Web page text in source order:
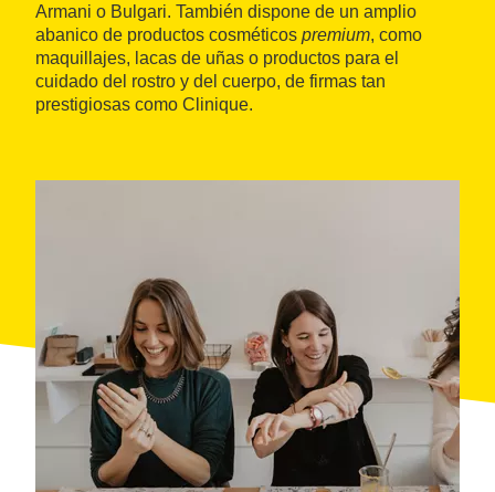
Armani o Bulgari. También dispone de un amplio
abanico de productos cosméticos premium, como
maquillajes, lacas de uñas o productos para el
cuidado del rostro y del cuerpo, de firmas tan
prestigiosas como Clinique.